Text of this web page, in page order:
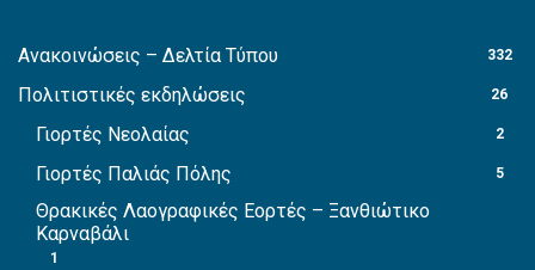
Ανακοινώσεις – Δελτία Τύπου 332
Πολιτιστικές εκδηλώσεις 26
Γιορτές Νεολαίας 2
Γιορτές Παλιάς Πόλης 5
Θρακικές Λαογραφικές Εορτές – Ξανθιώτικο
Καρναβάλι
1